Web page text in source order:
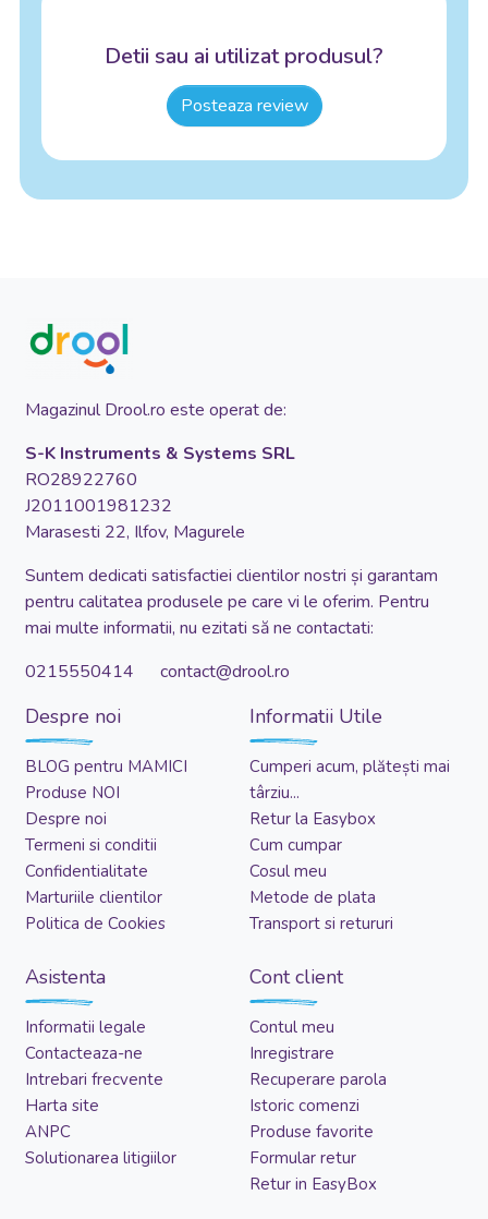
Detii sau ai utilizat produsul?
Posteaza review
Magazinul Drool.ro este operat de:
S-K Instruments & Systems SRL
RO28922760
J2011001981232
Marasesti 22, Ilfov, Magurele
Suntem dedicati satisfactiei clientilor nostri și garantam
pentru calitatea produsele pe care vi le oferim. Pentru
mai multe informatii, nu ezitati să ne contactati:
0215550414 contact@drool.ro
Despre noi
BLOG pentru MAMICI
Produse NOI
Despre noi
Termeni si conditii
Confidentialitate
Marturiile clientilor
Politica de Cookies
Informatii Utile
Cumperi acum, plătești mai
târziu...
Retur la Easybox
Cum cumpar
Cosul meu
Metode de plata
Transport si retururi
Asistenta
Informatii legale
Contacteaza-ne
Intrebari frecvente
Harta site
ANPC
Solutionarea litigiilor
Cont client
Contul meu
Inregistrare
Recuperare parola
Istoric comenzi
Produse favorite
Formular retur
Retur in EasyBox